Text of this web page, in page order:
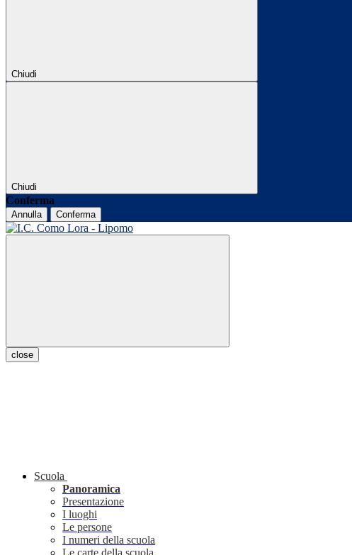
Chiudi
Chiudi
Conferma
Annulla Conferma
close
Scuola
Panoramica
Presentazione
I luoghi
Le persone
I numeri della scuola